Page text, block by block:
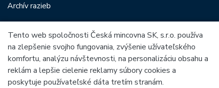
Archív razieb
Medzi našich partnerov patria:
Tento web spoločnosti Česká mincovna SK, s.r.o. používa
na zlepšenie svojho fungovania, zvýšenie užívateľského
komfortu, analýzu návštevnosti, na personalizáciu obsahu a
reklám a lepšie cielenie reklamy súbory cookies a
poskytuje používateľské dáta tretím stranám.